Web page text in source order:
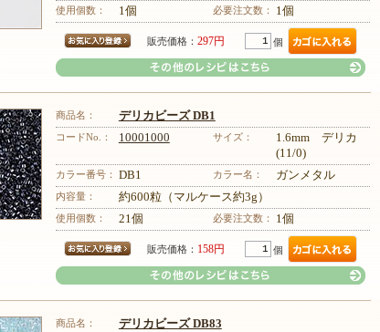
使用個数： 1個 必要注文数： 1個
販売価格： 297円 個
その他のレシピはこちら
商品名： デリカビーズ DB1
コードNo.： 10001000 サイズ：
1.6mm デリカ
(11/0)
カラー番号： DB1 カラー名： ガンメタル
内容量： 約600粒（マルケース約3g）
使用個数： 21個 必要注文数： 1個
販売価格： 158円 個
商品名： デリカビーズ DB83